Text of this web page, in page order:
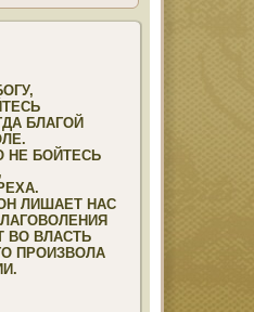
БЛАГОЙ
НЕ БОЙТЕСЬ
ЛИШАЕТ НАС
ВО ВЛАСТЬ
ПРОИЗВОЛА